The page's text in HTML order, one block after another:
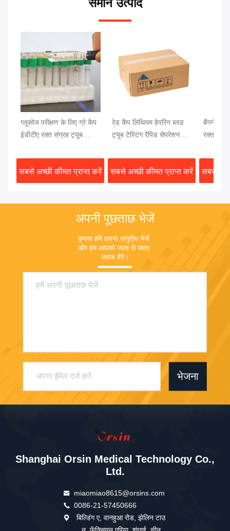
समान उत्पाद
ग्लूकोज परीक्षण के लिए ग्रे कैप
ईडीटीए रक्त संग्रह ट्यूब
सबसे अच्छी कीमत प्राप्त करें
रेड कैप लिथियम हेपरिन ब्लड
ट्यूब टेस्टिंग रैपिड सेपरेशन
सबसे अच्छी कीमत प्राप्त करें
बैंगनी कैप
रक्त
सबसे
अपनी पूछताछ भेजें
कृपया हमें अपना अनुरोध भेजें
और हम आपको जल्द से जल्द
जवाब देंगे।
भेजना
Shanghai Orsin Medical Technology Co.,
Ltd.
miaomiao8615@orsins.com
0086-21-57450666
बिल्डिंग ए, वानहुआ रोड, झेलिन टाउ